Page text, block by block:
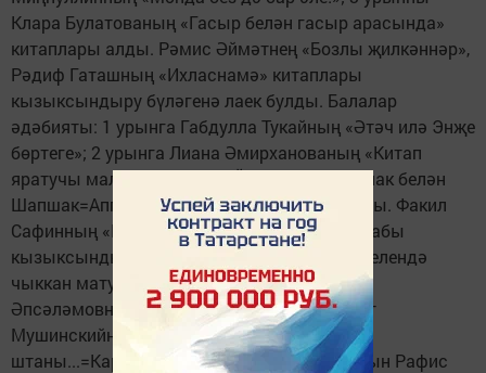
Клара Булатованың «Гасыр белән гасыр арасында»
китаплары алды. Рәмис Әймәтнең «Бозлы җилкәннәр»,
Рәдиф Гаташның «Ихласнамә» китаплары
кызыксындыру бүләгенә лаек булды. Балалар
әдәбияты: 1 урынга Габдулла Тукайның «Әтәч илә Энҗе
бөртеге»; 2 урынга Лиана Әмирханованың «Китап
яратучы малай»; 3 урынга Йолдызның «Аппак белән
Шапшак=Аппак и Шапшак» китаплары чыкты. Факил
Сафинның «Керпенең шәһәргә сәяхәте» китабы
кызыксындыру бүләгенә лаек булды. Рус телендә
чыккан матур әдәбият: 1 урын Габдрахман
Әпсәләмовның «Белые цветы»; 2 урын Әхәт
Мушинскийның «Черный индюк, красные
штаны...=Кара күркә, кызыл ыштан...»; 3 урын Рафис